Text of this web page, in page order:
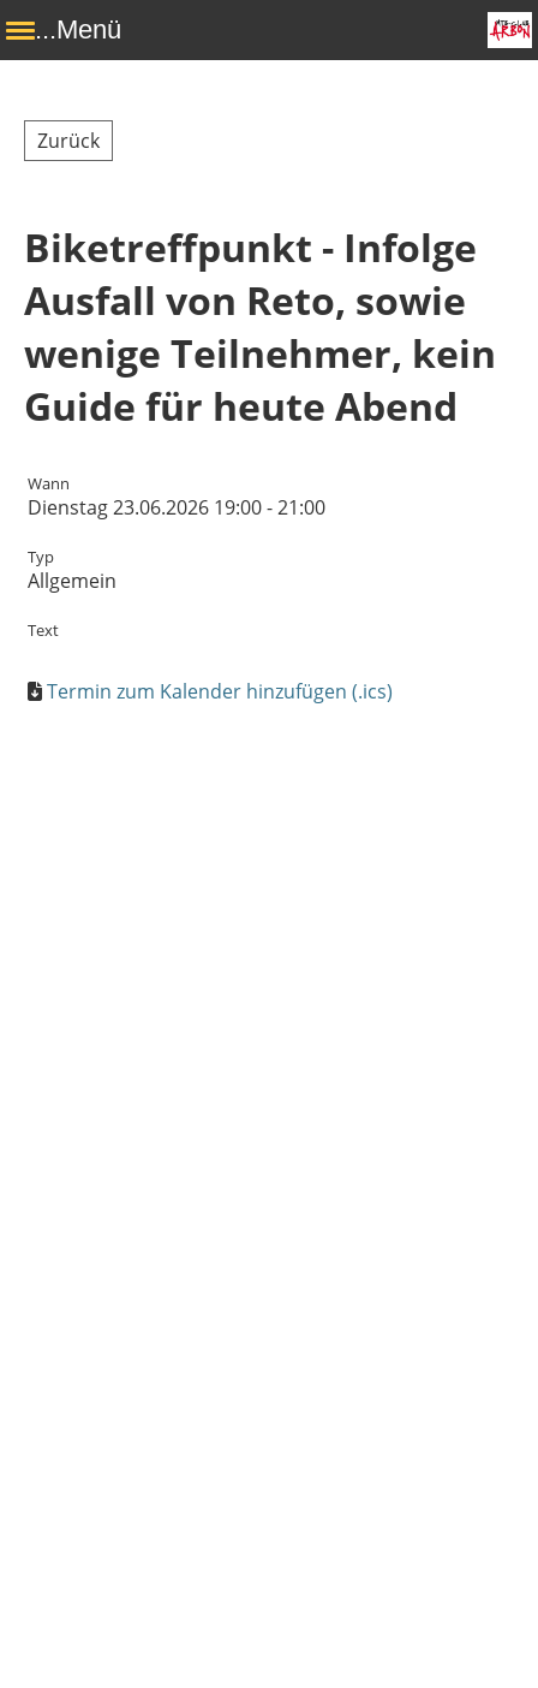
...Menü
Zurück
Biketreffpunkt - Infolge
Ausfall von Reto, sowie
wenige Teilnehmer, kein
Guide für heute Abend
Wann
Dienstag 23.06.2026 19:00 - 21:00
Typ
Allgemein
Text
Termin zum Kalender hinzufügen (.ics)